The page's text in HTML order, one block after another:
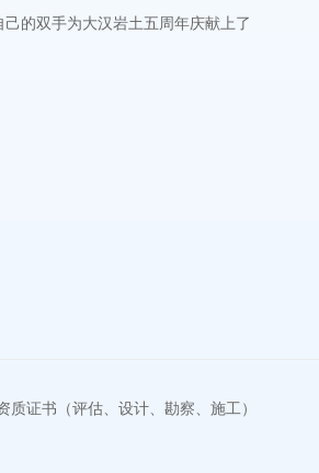
的双手为大汉岩土五周年庆献上了
证书（评估、设计、勘察、施工）